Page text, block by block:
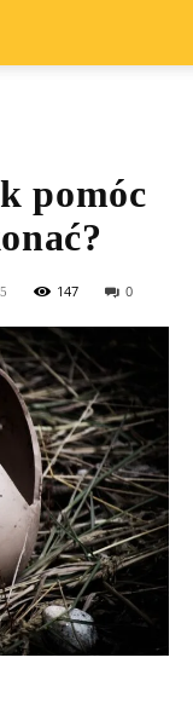
pomóc
147 0